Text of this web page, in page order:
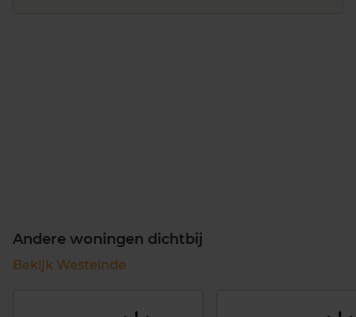
Andere woningen dichtbij
Bekijk Westeinde